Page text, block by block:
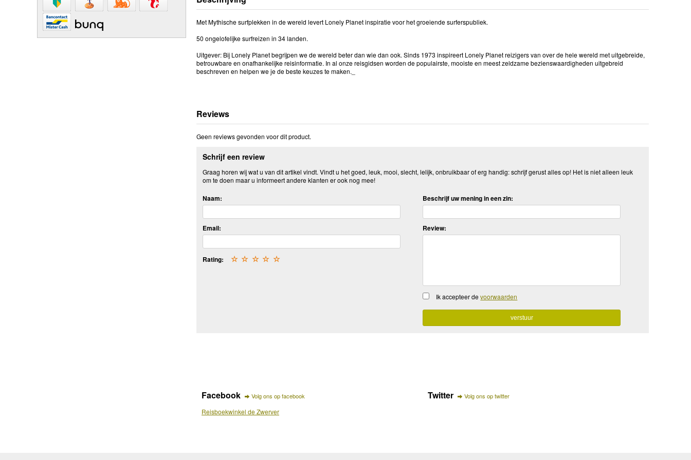
Met Mythische surfplekken in de wereld levert Lonely Planet inspiratie voor het groeiende surferspubliek.
50 ongelofelijke surfreizen in 34 landen.
Uitgever: Bij Lonely Planet begrijpen we de wereld beter dan wie dan ook. Sinds 1973 inspireert Lonely Planet reizigers van over de hele wereld met uitgebreide,
betrouwbare en onafhankelijke reisinformatie. In al onze reisgidsen worden de populairste, mooiste en meest zeldzame bezienswaardigheden uitgebreid
beschreven en helpen we je de beste keuzes te maken._
Reviews
Geen reviews gevonden voor dit product.
Schrijf een review
Graag horen wij wat u van dit artikel vindt. Vindt u het goed, leuk, mooi, slecht, lelijk, onbruikbaar of erg handig: schrijf gerust alles op! Het is niet alleen leuk
om te doen maar u informeert andere klanten er ook nog mee!
Naam:
Email:
Rating: ☆
☆
☆
☆
☆
Beschrijf uw mening in een zin:
Review:
Ik accepteer devoorwaarden
Facebook Volg ons op facebook
Reisboekwinkel de Zwerver
Twitter Volg ons op twitter